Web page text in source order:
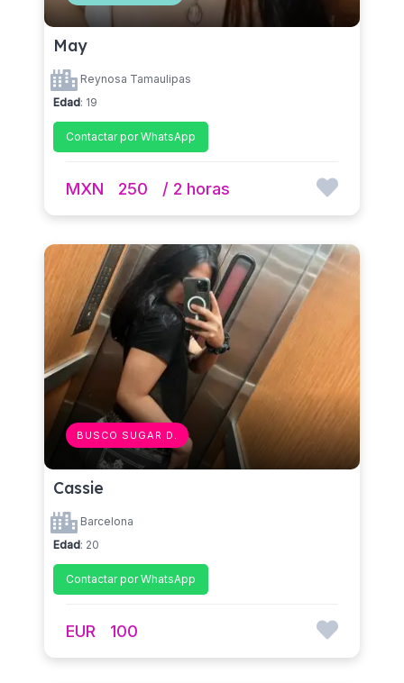
May
Reynosa Tamaulipas
Edad: 19
Contactar por WhatsApp
MXN 250 / 2 horas
BUSCO SUGAR D.
Cassie
Barcelona
Edad: 20
Contactar por WhatsApp
EUR 100